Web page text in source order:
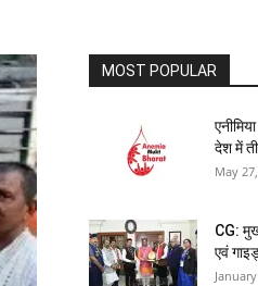
MOST POPULAR
देश में
May
CG:
एवं